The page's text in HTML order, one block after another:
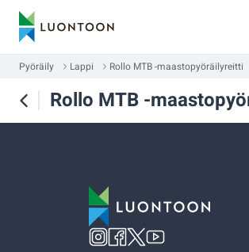
Pyöräily Lappi Rollo MTB -maastopyöräilyreitti
Rollo MTB -